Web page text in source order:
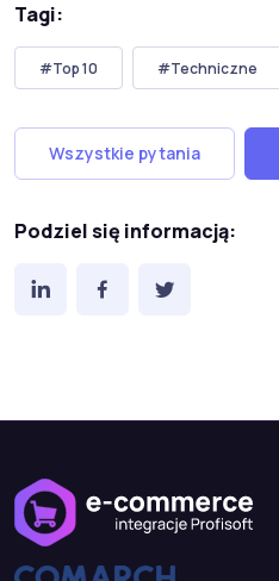
Tagi:
#Top 10 #Techniczne
Wszystkie pytania
Podziel się informacją: